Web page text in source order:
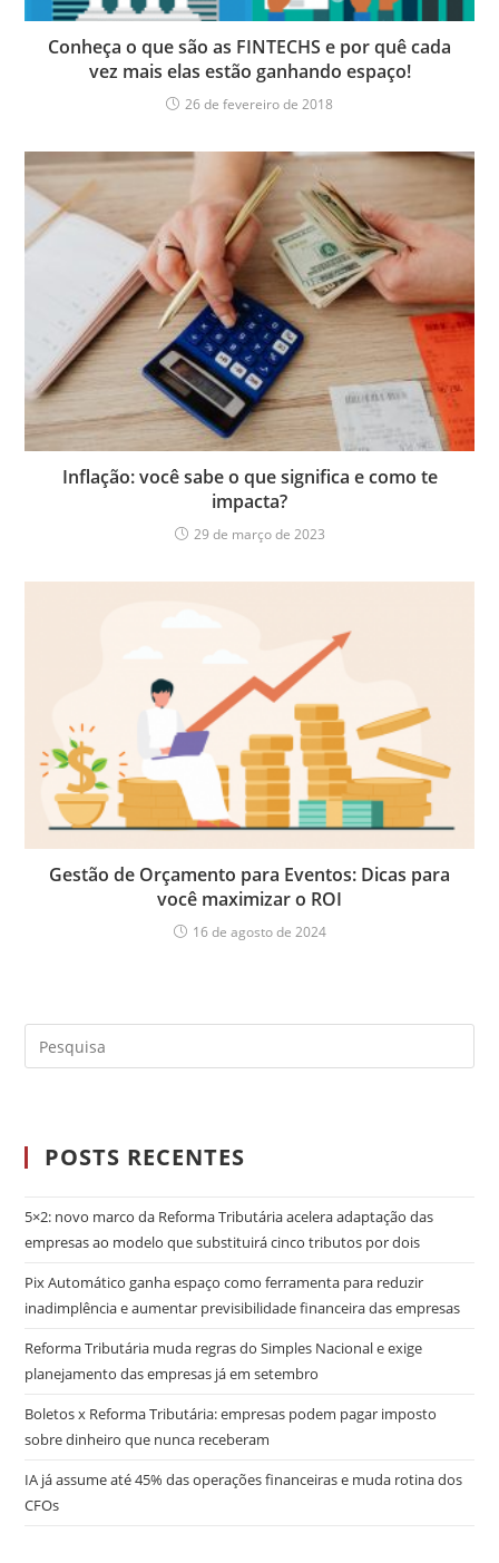
Conheça o que são as FINTECHS e por quê cada
vez mais elas estão ganhando espaço!
26 de fevereiro de 2018
Inflação: você sabe o que significa e como te
impacta?
29 de março de 2023
Gestão de Orçamento para Eventos: Dicas para
você maximizar o ROI
16 de agosto de 2024
POSTS RECENTES
5×2: novo marco da Reforma Tributária acelera adaptação das
empresas ao modelo que substituirá cinco tributos por dois
Pix Automático ganha espaço como ferramenta para reduzir
inadimplência e aumentar previsibilidade financeira das empresas
Reforma Tributária muda regras do Simples Nacional e exige
planejamento das empresas já em setembro
Boletos x Reforma Tributária: empresas podem pagar imposto
sobre dinheiro que nunca receberam
IA já assume até 45% das operações financeiras e muda rotina dos
CFOs